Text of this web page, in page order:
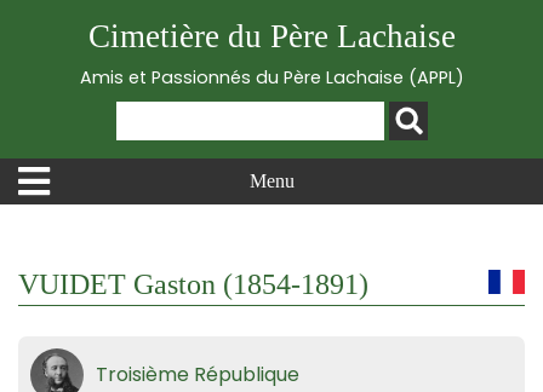
Cimetière du Père Lachaise
Amis et Passionnés du Père Lachaise (APPL)
Menu
VUIDET Gaston (1854-1891)
Troisième République